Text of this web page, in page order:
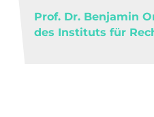
Prof. Dr. Benjamin
des Instituts für